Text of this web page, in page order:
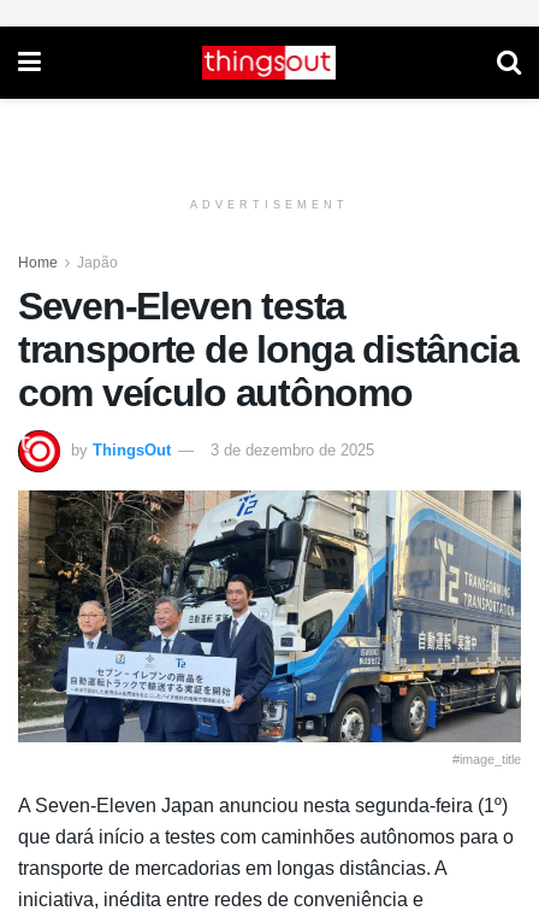
ADVERTISEMENT
Home Japão
Seven-Eleven testa
transporte de longa distância
com veículo autônomo
by ThingsOut 3 de dezembro de 2025
#image_title
A Seven-Eleven Japan anunciou nesta segunda-feira (1º)
que dará início a testes com caminhões autônomos para o
transporte de mercadorias em longas distâncias. A
iniciativa, inédita entre redes de conveniência e